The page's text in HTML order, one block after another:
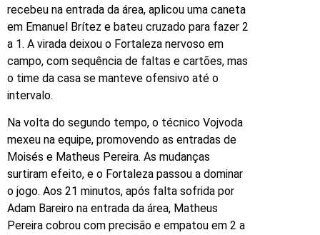
recebeu na entrada da área, aplicou uma caneta
em Emanuel Brítez e bateu cruzado para fazer 2
a 1. A virada deixou o Fortaleza nervoso em
campo, com sequência de faltas e cartões, mas
o time da casa se manteve ofensivo até o
intervalo.
Na volta do segundo tempo, o técnico Vojvoda
mexeu na equipe, promovendo as entradas de
Moisés e Matheus Pereira. As mudanças
surtiram efeito, e o Fortaleza passou a dominar
o jogo. Aos 21 minutos, após falta sofrida por
Adam Bareiro na entrada da área, Matheus
Pereira cobrou com precisão e empatou em 2 a